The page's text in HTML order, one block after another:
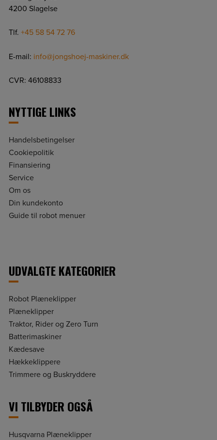
4200 Slagelse
Tlf. +45 58 54 72 76
E-mail: info@jongshoej-maskiner.dk
CVR: 46108833
NYTTIGE LINKS
Handelsbetingelser
Cookiepolitik
Finansiering
Service
Om os
Din kundekonto
Guide til robot menuer
UDVALGTE KATEGORIER
Robot Plæneklipper
Plæneklipper
Traktor, Rider og Zero Turn
Batterimaskiner
Kædesave
Hækkeklippere
Trimmere og Buskryddere
VI TILBYDER OGSÅ
Husqvarna Plæneklipper